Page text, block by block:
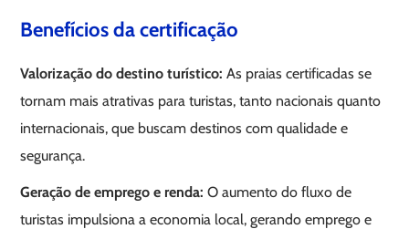
Benefícios da certificação
Valorização do destino turístico: As praias certificadas se
tornam mais atrativas para turistas, tanto nacionais quanto
internacionais, que buscam destinos com qualidade e
segurança.
Geração de emprego e renda: O aumento do fluxo de
turistas impulsiona a economia local, gerando emprego e